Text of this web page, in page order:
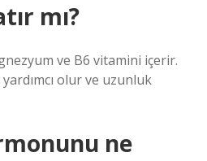
mı?
ve B6 vitamini içerir.
olur ve uzunluk
ne